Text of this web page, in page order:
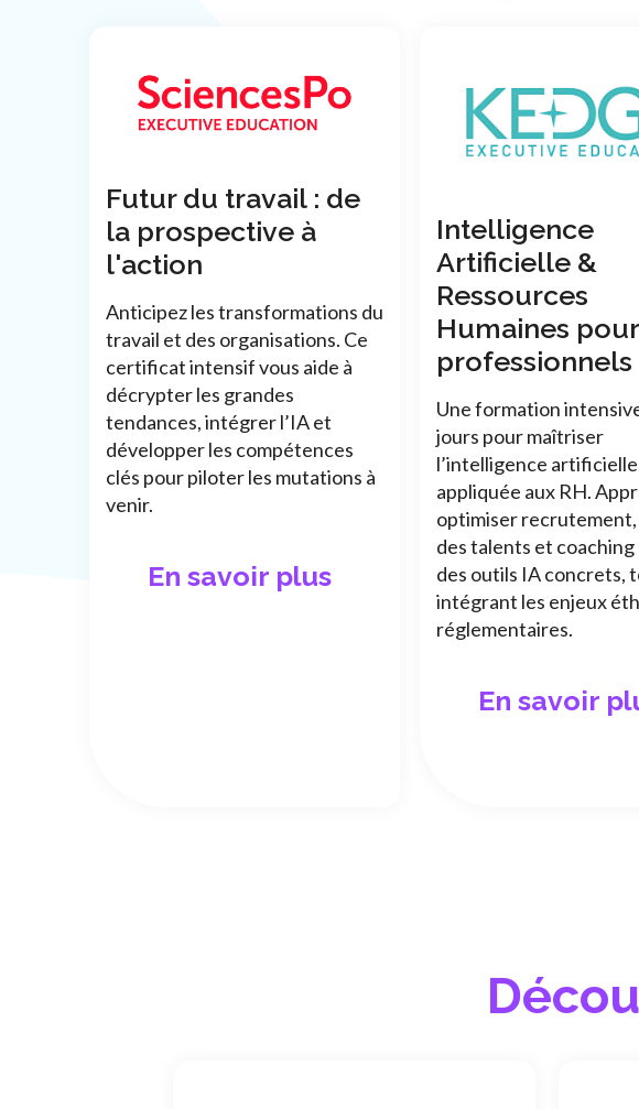
Futur du travail : de
la prospective à
l'action
Anticipez les transformations du
travail et des organisations. Ce
certificat intensif vous aide à
décrypter les grandes
tendances, intégrer l’IA et
développer les compétences
clés pour piloter les mutations à
venir.
En savoir plus
Intelligence
Artificielle &
Ressources
Humaines
professionnels
Une formation
jours pour maîtriser
l’intelligence artificielle
appliquée aux RH.
optimiser
des talents et coaching
des outils IA concrets,
intégrant les enjeux
réglementaires.
En savoir